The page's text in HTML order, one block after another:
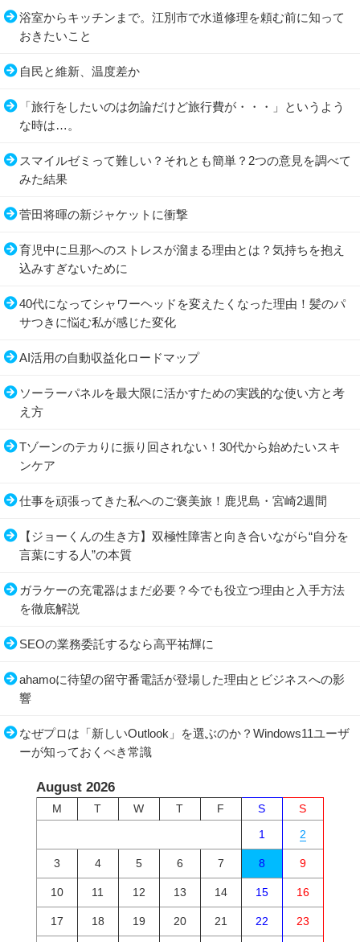
浴室からキッチンまで。江別市で水道修理を頼む前に知って
おきたいこと
自民と維新、温度差か
「旅行をしたいのは勿論だけど旅行費が・・・」というよう
な時は…。
スマイルゼミって難しい？それとも簡単？2つの意見を調べて
みた結果
菅田将暉の新ジャケットに衝撃
育児中に旦那へのストレスが溜まる理由とは？気持ちを抱え
込みすぎないために
40代になってシャワーヘッドを変えたくなった理由！髪のパ
サつきに悩む私が感じた変化
AI活用の自動収益化ロードマップ
ソーラーパネルを最大限に活かすための実践的な使い方と考
え方
Tゾーンのテカりに振り回されない！30代から始めたいスキ
ンケア
仕事を頑張ってきた私へのご褒美旅！鹿児島・宮崎2週間
【ジョーくんの生き方】双極性障害と向き合いながら“自分を
言葉にする人”の本質
ガラケーの充電器はまだ必要？今でも役立つ理由と入手方法
を徹底解説
SEOの業務委託するなら高平祐輝に
ahamoに待望の留守番電話が登場した理由とビジネスへの影
響
なぜプロは「新しいOutlook」を選ぶのか？Windows11ユーザ
ーが知っておくべき常識
August 2026
M T W T F S
S
1
2
3 4 5 6 7 8 9
10 11 12 13 14 15 16
17 18 19 20 21 22 23